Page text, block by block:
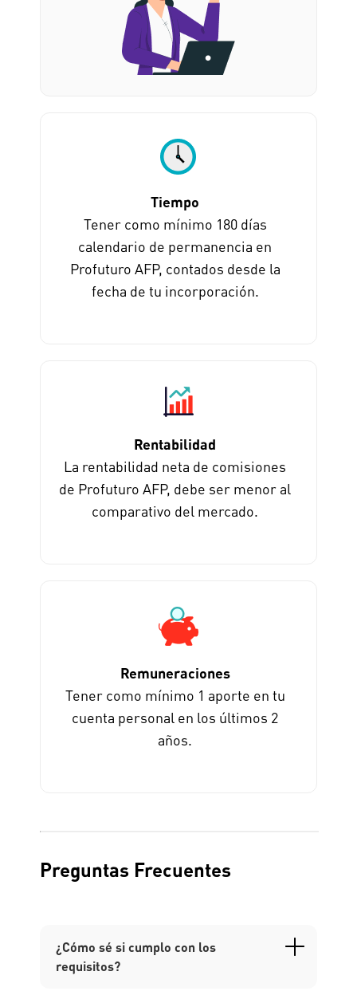
Tiempo
Tener como mínimo 180 días
calendario de permanencia en
Profuturo AFP, contados desde la
fecha de tu incorporación.
Rentabilidad
La rentabilidad neta de comisiones
de Profuturo AFP, debe ser menor al
comparativo del mercado.
Remuneraciones
Tener como mínimo 1 aporte en tu
cuenta personal en los últimos 2
años.
Preguntas Frecuentes
¿Cómo sé si cumplo con los
requisitos?